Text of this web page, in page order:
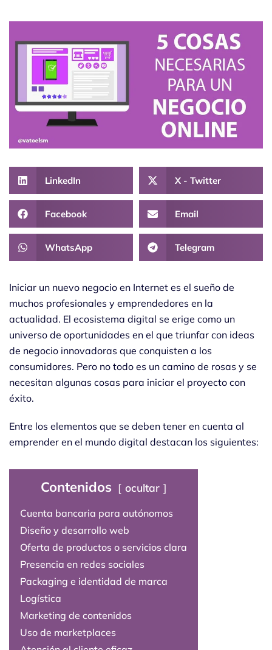
LinkedIn X - Twitter
Facebook Email
WhatsApp Telegram
Iniciar un nuevo negocio en Internet es el sueño de
muchos profesionales y emprendedores en la
actualidad. El ecosistema digital se erige como un
universo de oportunidades en el que triunfar con ideas
de negocio innovadoras que conquisten a los
consumidores. Pero no todo es un camino de rosas y se
necesitan algunas cosas para iniciar el proyecto con
éxito.
Entre los elementos que se deben tener en cuenta al
emprender en el mundo digital destacan los siguientes:
Contenidos ocultar
Cuenta bancaria para autónomos
Diseño y desarrollo web
Oferta de productos o servicios clara
Presencia en redes sociales
Packaging e identidad de marca
Logística
Marketing de contenidos
Uso de marketplaces